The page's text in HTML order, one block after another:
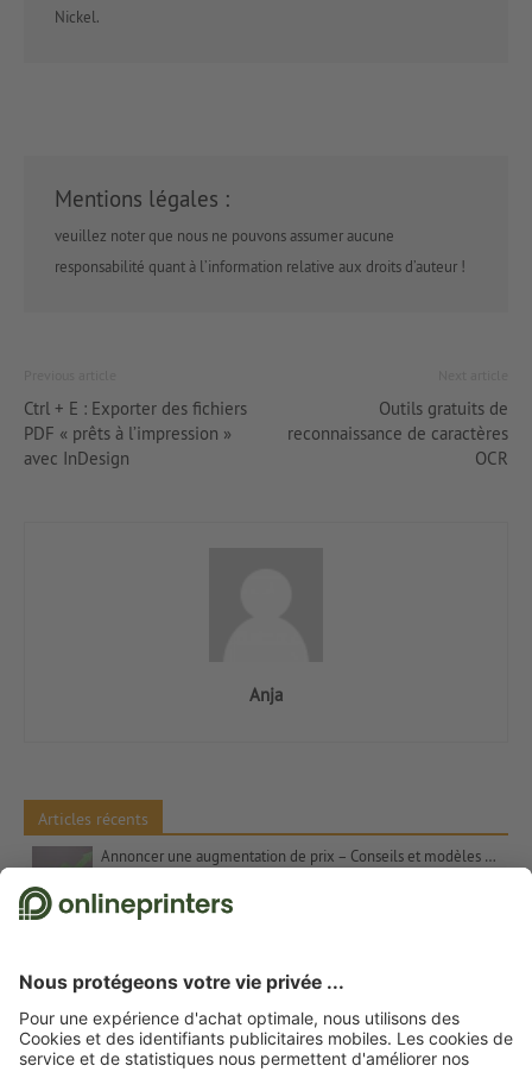
Nickel.
Mentions légales :
veuillez noter que nous ne pouvons assumer aucune
responsabilité quant à l’information relative aux droits d’auteur !
Ctrl + E : Exporter des fichiers
PDF « prêts à l’impression »
avec InDesign
Outils gratuits de
reconnaissance de caractères
OCR
Anja
Articles récents
Annoncer une augmentation de prix – Conseils et modèles de textes
Cadeaux de Noël pour les clients – Inspiration et conseils